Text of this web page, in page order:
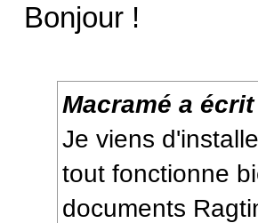
Bonjour !
Macramé a
Je viens
tout fonctionne
documents